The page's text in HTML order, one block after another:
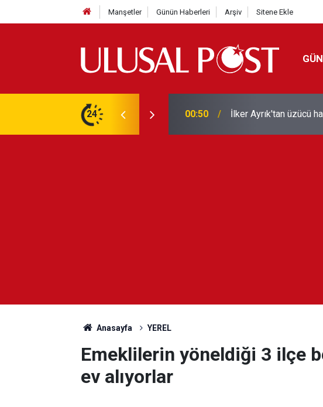
Manşetler Günün Haberleri Arşiv Sitene Ekle
24 00:39
Liverpool efsanesi
Yarın geliyor
Anasayfa YEREL
Emeklilerin yöneldiği 3 ilçe
ev alıyorlar